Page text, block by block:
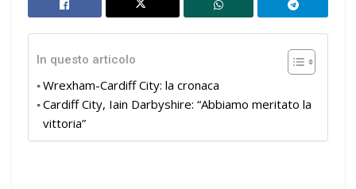
In questo articolo
Wrexham-Cardiff City: la cronaca
Cardiff City, Iain Darbyshire: “Abbiamo meritato la
vittoria”